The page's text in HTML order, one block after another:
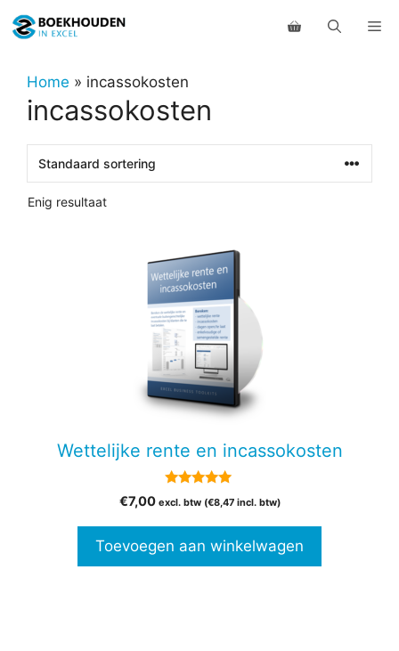
naar
inhoudHome » incassokosten
incassokosten
Enig resultaat
Wettelijke rente en incassokosten
van 5
€7,00 excl. btw (€8,47incl. btw)
Toevoegen aan winkelwagen